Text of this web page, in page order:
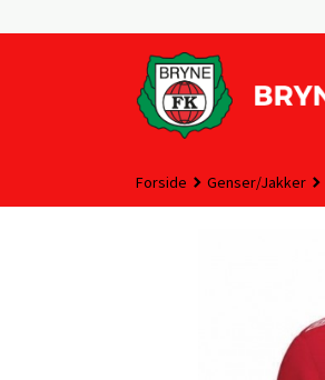
til
Forside Genser/Jakker